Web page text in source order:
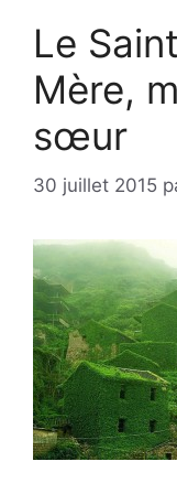
Le
Mère,
sœur
30 juillet 2015